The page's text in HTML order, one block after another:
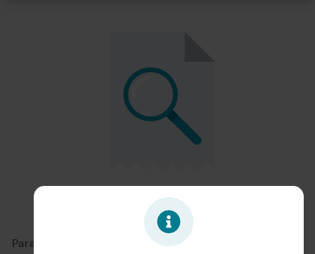
Oportunidade expirada!
Para ver mais, acesse a páginaBuscar Oportunidades.